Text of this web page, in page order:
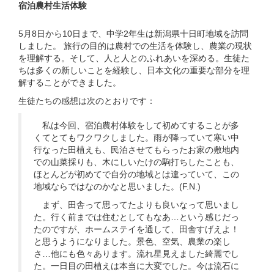
宿泊農村生活体験
5月8日から10日まで、中学2年生は新潟県十日町地域を訪問
しました。 旅行の目的は農村での生活を体験し、農業の現状
を理解する。そして、人と人とのふれあいを深める。生徒た
ちは多くの新しいことを経験し、日本文化の重要な部分を理
解することができました。
生徒たちの感想は次のとおりです：
私は今回、宿泊農村体験をして初めてすることが多
くてとてもワクワクしました。雨が降っていて寒い中
行なった田植えも、民泊させてもらったお家の敷地内
での山菜採りも、木にしいたけの駒打ちしたことも、
ほとんどが初めてで自分の地域とは違っていて、この
地域ならではなのかなと思いました。(F.N.)
まず、田舎って思ってたよりも良いなって思いまし
た。行く前までは住むとしてもなあ…という感じだっ
たのですが、ホームステイを通して、田舎すげえよ！
と思うようになりました。景色、空気、農業の楽し
さ…他にも色々あります。流れ星見えました綺麗でし
た。一日目の田植えは本当に大変でした。今は流石に